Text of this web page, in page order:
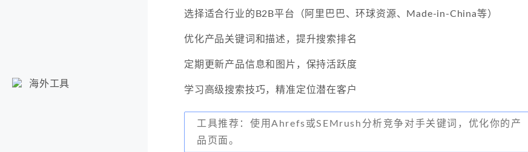
海外工具
选择适合行业的B2B平台（阿里巴巴、环球资源、Made-in-China等）
优化产品关键词和描述，提升搜索排名
定期更新产品信息和图片，保持活跃度
学习高级搜索技巧，精准定位潜在客户
工具推荐：使用Ahrefs或SEMrush分析竞争对手关键词，优化你的产
品页面。